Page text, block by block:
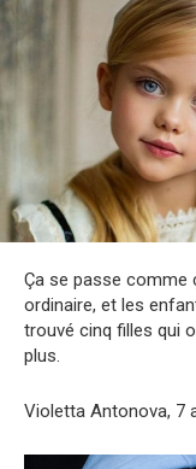
Ça se passe comme
ordinaire, et les
trouvé cinq filles qui
plus.
Violetta Antonova, 7